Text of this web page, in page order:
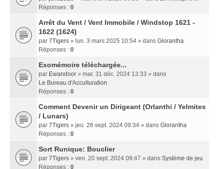
Réponses : 0
Arrêt du Vent / Vent Immobile / Windstop 1621 -
1622 (1624)
par 7Tigers » lun. 3 mars 2025 10:54 » dans Glorantha
Réponses : 0
Exomémoire téléchargée...
par Ewandoor » mar. 31 déc. 2024 13:33 » dans
Le Bureau d'Acculturation
Réponses : 0
Comment Devenir un Dirigeant (Orlanthi / Yelmites
/ Lunars)
par 7Tigers » jeu. 26 sept. 2024 09:34 » dans Glorantha
Réponses : 0
Sort Runique: Bouclier
par 7Tigers » ven. 20 sept. 2024 09:47 » dans Système de jeu
Réponses : 0